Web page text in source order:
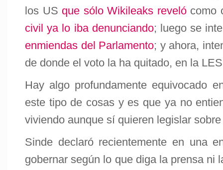
los US que sólo Wikileaks revelócomo
civil ya lo iba denunciando; luego se
enmiendas del Parlamento; y ahora,
de donde el voto la ha quitado, en la
Hay algo profundamente equivocado
este tipo de cosas y es que ya no
viviendo aunque sí quieren legislar
Sinde declaró recientemente en una
gobernar según lo que diga la prensa ni